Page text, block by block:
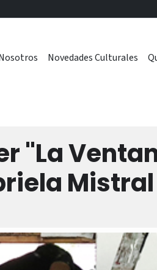
Novedades Culturales
"La
Mistral